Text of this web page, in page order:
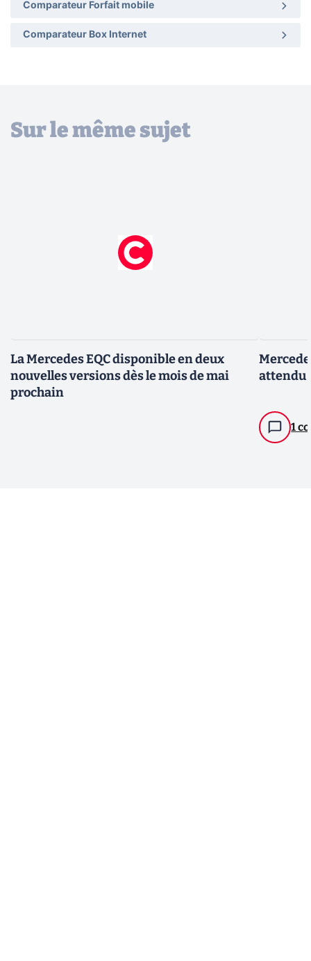
Comparateur Forfait mobile
Comparateur Box Internet
Sur le même sujet
La Mercedes EQC disponible en deux
nouvelles versions dès le mois de mai
prochain
attendu
1